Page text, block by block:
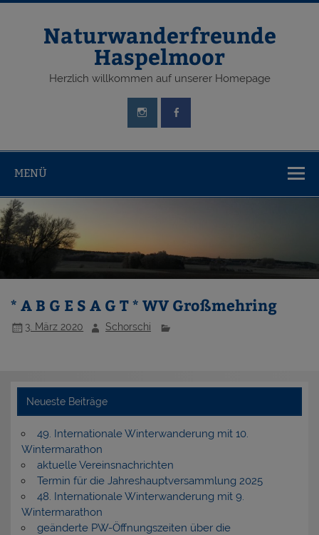
Zum
Naturwanderfreunde
Haspelmoor
Herzlich willkommen auf unserer Homepage
MENÜ
* A B G E S A G T * WV Großmehring
3. März 2020 Schorschi
Neueste Beiträge
49. Internationale Winterwanderung mit 10.
Wintermarathon
aktuelle Vereinsnachrichten
Termin für die Jahreshauptversammlung 2025
48. Internationale Winterwanderung mit 9.
Wintermarathon
geänderte PW-Öffnungszeiten über die